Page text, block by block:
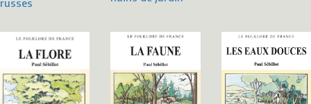
russes